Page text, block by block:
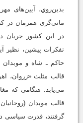
بدين‌روي، آیین‌های
مانی‌گری همزمان در
در این کشور جریان
تفکرات پیشین، نظیر
حاکم ـ شاه و موبدان
قالب مثلث «زروان،
می‌یابد. هنگامی که
قالب موبدان
گرفتند، قدرت سیاسی